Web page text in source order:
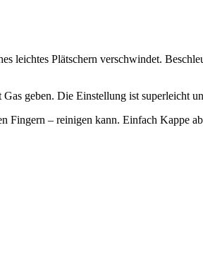
leichtes Plätschern verschwindet.
geben. Die Einstellung ist superleicht
– reinigen kann. Einfach Kappe